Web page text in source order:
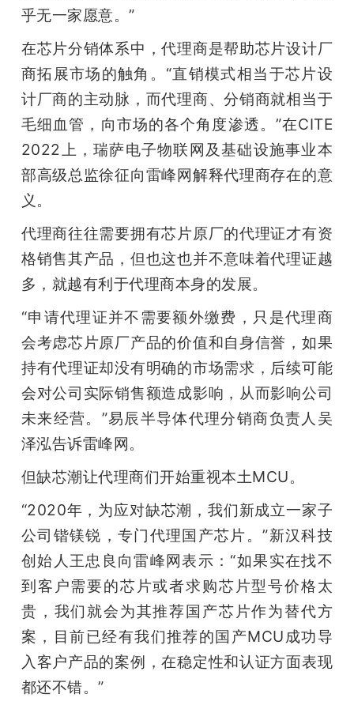
乎无一家愿意。”
在芯片分销体系中，代理商是帮助芯片设计厂
商拓展市场的触角。“直销模式相当于芯片设
计厂商的主动脉，而代理商、分销商就相当于
毛细血管，向市场的各个角度渗透。”在CITE
2022上，瑞萨电子物联网及基础设施事业本
部高级总监徐征向雷峰网解释代理商存在的意
义。
代理商往往需要拥有芯片原厂的代理证才有资
格销售其产品，但也这也并不意味着代理证越
多，就越有利于代理商本身的发展。
“申请代理证并不需要额外缴费，只是代理商
会考虑芯片原厂产品的价值和自身信誉，如果
持有代理证却没有明确的市场需求，后续可能
会对公司实际销售额造成影响，从而影响公司
未来经营。”易辰半导体代理分销商负责人吴
泽泓告诉雷峰网。
但缺芯潮让代理商们开始重视本土MCU。
“2020年，为应对缺芯潮，我们新成立一家子
公司锴镁锐，专门代理国产芯片。”新汉科技
创始人王忠良向雷峰网表示：“如果实在找不
到客户需要的芯片或者求购芯片型号价格太
贵，我们就会为其推荐国产芯片作为替代方
案，目前已经有我们推荐的国产MCU成功导
入客户产品的案例，在稳定性和认证方面表现
都还不错。”